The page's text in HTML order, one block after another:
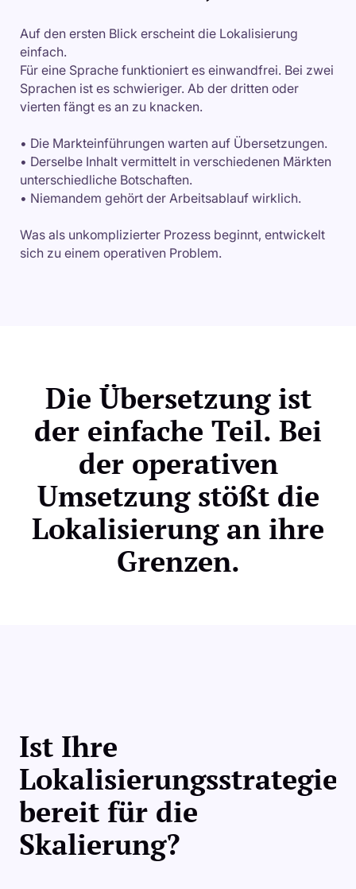
Auf den ersten Blick erscheint die Lokalisierung
einfach.
Für eine Sprache funktioniert es einwandfrei. Bei zwei
Sprachen ist es schwieriger. Ab der dritten oder
vierten fängt es an zu knacken.
• Die Markteinführungen warten auf Übersetzungen.
• Derselbe Inhalt vermittelt in verschiedenen Märkten
unterschiedliche Botschaften.
• Niemandem gehört der Arbeitsablauf wirklich.
Was als unkomplizierter Prozess beginnt, entwickelt
sich zu einem operativen Problem.
Die Übersetzung ist
der einfache Teil. Bei
der operativen
Umsetzung stößt die
Lokalisierung an ihre
Grenzen.
Ist Ihre
Lokalisierungsstrategie
bereit für die
Skalierung?